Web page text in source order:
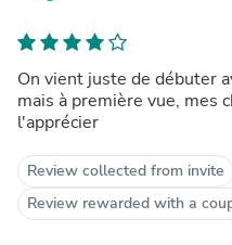
On vient juste de débuter
mais à première vue, mes
l'apprécier
Review collected from invite
Review rewarded with a